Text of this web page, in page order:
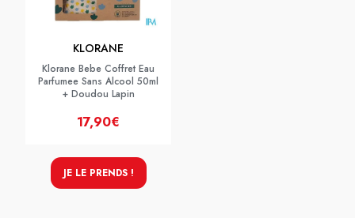
KLORANE
Klorane Bebe Coffret Eau
Parfumee Sans Alcool 50ml
+ Doudou Lapin
17,90€
JE LE PRENDS !